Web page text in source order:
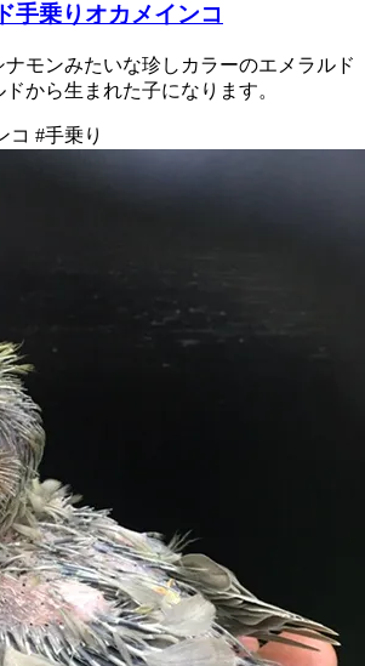
手乗りオカメインコ
モンみたいな珍しカラーのエメラルド
から生まれた子になります。
コ #手乗り